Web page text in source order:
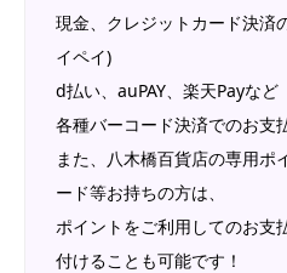
現金、クレジットカード決済
イペイ)
d払い、auPAY、楽天Payなど
各種バーコード決済でのお支
また、八木橋百貨店の専用ポ
ード等お持ちの方は、
ポイントをご利用してのお支
付けることも可能です！